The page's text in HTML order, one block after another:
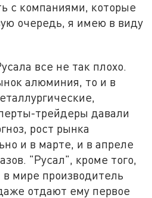
с компаниями, которые
очередь, я имею в виду
все не так плохо.
алюминия, то и в
трейдеры давали
рост рынка
и в марте, и в апреле
"Русал", кроме того,
мире производитель
отдают ему первое